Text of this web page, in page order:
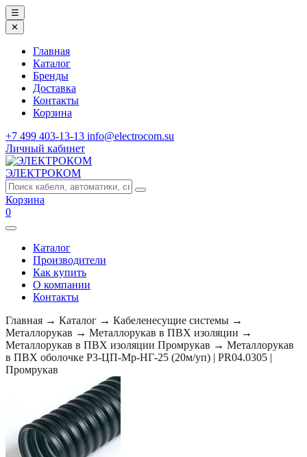
☰
✕
Главная
Каталог
Бренды
Доставка
Контакты
Корзина
+7 499 403-13-13 info@electrocom.su
Личный кабинет
ЭЛЕКТРОКОМ
Корзина
0
Каталог
Производители
Как купить
О компании
Контакты
Главная → Каталог → Кабеленесущие системы →
Металлорукав → Металлорукав в ПВХ изоляции →
Металлорукав в ПВХ изоляции Промрукав → Металлорукав
в ПВХ оболочке Р3-ЦП-Мр-НГ-25 (20м/уп) | PR04.0305 |
Промрукав